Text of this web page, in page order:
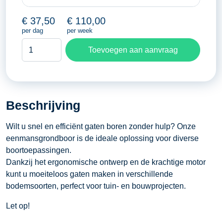
€ 37,50
per dag
€ 110,00
per week
Eenmansgrondboor
Toevoegen aan aanvraag
Beschrijving
Wilt u snel en efficiënt gaten boren zonder hulp? Onze
eenmansgrondboor is de ideale oplossing voor diverse
boortoepassingen.
Dankzij het ergonomische ontwerp en de krachtige motor
kunt u moeiteloos gaten maken in verschillende
bodemsoorten, perfect voor tuin- en bouwprojecten.
Let op!